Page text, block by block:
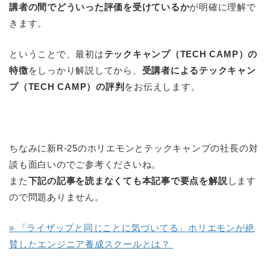
講者の間でどういった評価を受けているかが明確に理解で
きます。
ということで、最初はテックキャンプ（TECH CAMP）の
特徴をしっかり解説してから、 受講者によるテックキャン
プ（TECH CAMP）の評判 をお伝えします。
ちなみに新R-25のホリエモンとテックキャンプの社長の対
談も面白いのでご参考くださいね。
また下記の記事を読まなくても本記事で要点を解説 します
ので問題ありません。
» 「ライザップと同じことに気づいてる」ホリエモンが絶
賛したエンジニア養成スクールとは？